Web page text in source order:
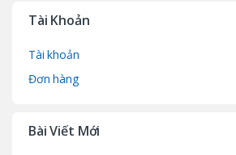
Tài Khoản
Tài khoản
Đơn hàng
Bài Viết Mới